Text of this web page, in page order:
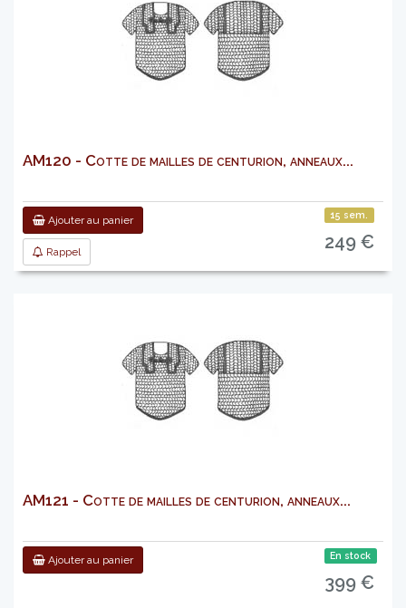
AM120 - Cotte de mailles de centurion, anneaux...
Ajouter au panier
Rappel
15 sem.
249 €
AM121 - Cotte de mailles de centurion, anneaux...
Ajouter au panier En stock
399 €